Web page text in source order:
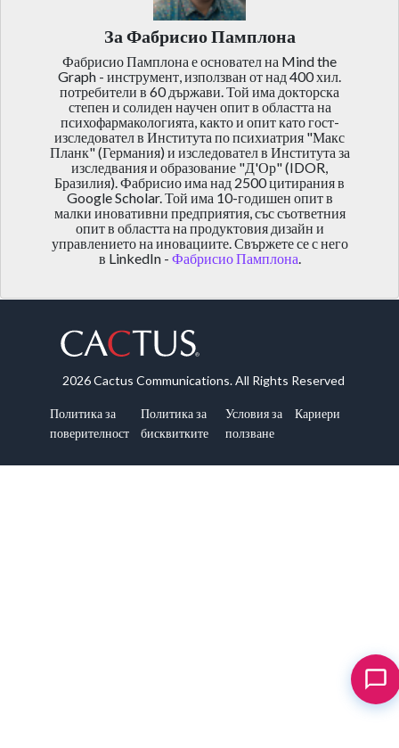
За Фабрисио Памплона
Фабрисио Памплона е основател на Mind the
Graph - инструмент, използван от над 400 хил.
потребители в 60 държави. Той има докторска
степен и солиден научен опит в областта на
психофармакологията, както и опит като гост-
изследовател в Института по психиатрия "Макс
Планк" (Германия) и изследовател в Института за
изследвания и образование "Д'Ор" (IDOR,
Бразилия). Фабрисио има над 2500 цитирания в
Google Scholar. Той има 10-годишен опит в
малки иновативни предприятия, със съответния
опит в областта на продуктовия дизайн и
управлението на иновациите. Свържете се с него
в LinkedIn - Фабрисио Памплона
2026 Cactus Communications. All Rights Reserved
Политика за
поверителност
Политика за
бисквитките
Условия за
ползване
Кариери